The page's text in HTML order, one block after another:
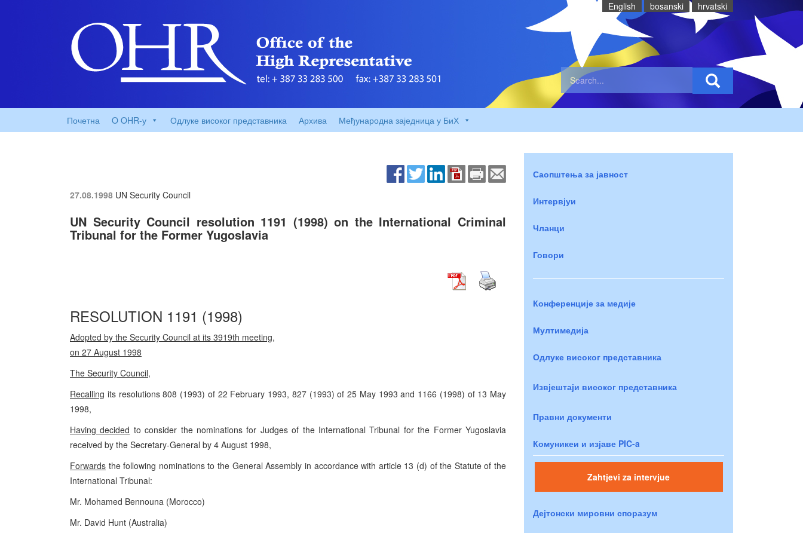
English bosanski hrvatski
Почетна O OHR-у Одлуке високог представника Архива Међународна заједница у БиХ
27.08.1998 UN Security Council
UN Security Council resolution 1191 (1998) on the International Criminal
Tribunal for the Former Yugoslavia
RESOLUTION 1191 (1998)
Adopted by the Security Council at its 3919th meeting,
on 27 August 1998
The Security Council,
Recalling its resolutions 808 (1993) of 22 February 1993, 827 (1993) of 25 May 1993 and 1166 (1998) of 13 May
1998,
Having decided to consider the nominations for Judges of the International Tribunal for the Former Yugoslavia
received by the Secretary-General by 4 August 1998,
Forwards the following nominations to the General Assembly in accordance with article 13 (d) of the Statute of the
International Tribunal:
Mr. Mohamed Bennouna (Morocco)
Mr. David Hunt (Australia)
Саопштења за јавност
Интервјуи
Чланци
Говори
Конференције за медије
Мултимедија
Одлуке високог представника
Извјештаји високог представника
Правни документи
Комуникеи и изјаве PIC-a
Zahtjevi za intervjue
Дејтонски мировни споразум